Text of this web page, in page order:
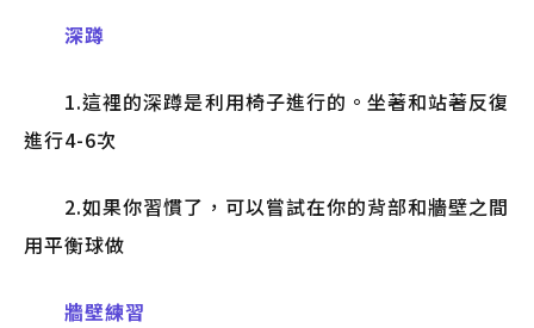
深蹲
1.這裡的深蹲是利用椅子進行的。坐著和站著反復
進行4-6次
2.如果你習慣了，可以嘗試在你的背部和牆壁之間
用平衡球做
牆壁練習